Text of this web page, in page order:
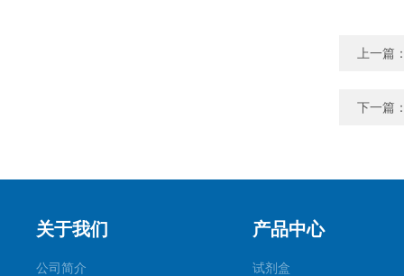
上一篇
下一篇
关于我们
公司简介
产品中心
试剂盒